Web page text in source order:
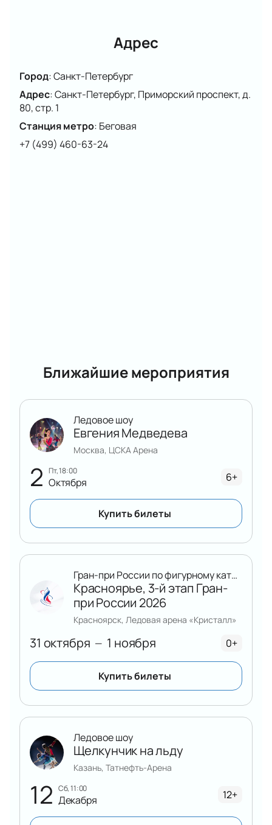
Адрес
Город:Санкт-Петербург
Адрес:Санкт-Петербург, Приморский проспект, д.
80, стр. 1
Станция метро: Беговая
+7 (499) 460-63-24
Ближайшие мероприятия
2 пт, 18:00
Октября
Ледовое шоу
Евгения Медведева
Москва, ЦСКА Арена
6+
Купить билеты
31 октября — 1 ноября
Гран-при России по фигурному катанию
Красноярье, 3-й этап Гран-
при России 2026
Красноярск, Ледовая арена «Кристалл»
0+
Купить билеты
12 сб, 11:00
Декабря
Ледовое шоу
Щелкунчик на льду
Казань, Татнефть-Арена
12+